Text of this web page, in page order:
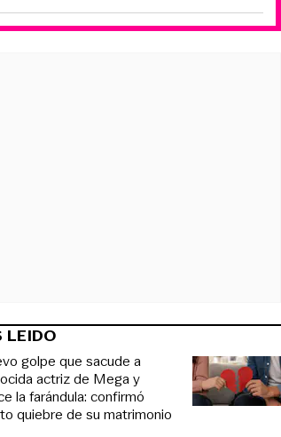
LEIDO
golpe que sacude a
actriz de Mega y
la farándula: confirmó
quiebre de su matrimonio